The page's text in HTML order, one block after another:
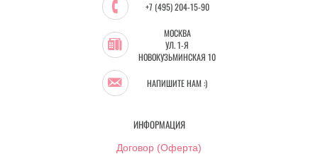
+7 (495) 204-15-90
МОСКВА
УЛ. 1-Я
НОВОКУЗЬМИНСКАЯ 10
НАПИШИТЕ НАМ :)
ИНФОРМАЦИЯ
Договор (Оферта)